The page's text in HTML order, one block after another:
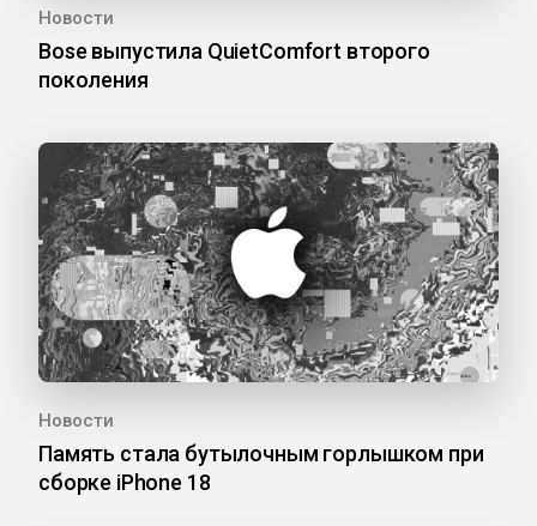
Новости
Bose выпустила QuietComfort второго
поколения
Новости
Память стала бутылочным горлышком при
сборке iPhone 18